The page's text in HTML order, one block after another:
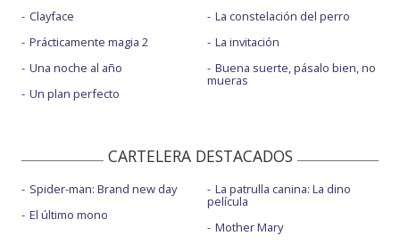
Clayface
Prácticamente magia 2
Una noche al año
Un plan perfecto
La constelación del perro
La invitación
Buena suerte, pásalo bien, no
mueras
CARTELERA DESTACADOS
Spider-man: Brand new day
El último mono
La patrulla canina: La dino
película
Mother Mary